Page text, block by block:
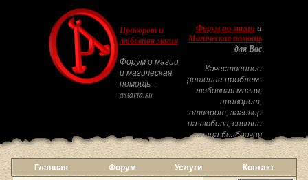
Приворот и
любовная магия
Форум о магии
и магическая
помощь -
astarta.su
Форум по магиии
Магическая помощь
для Вас
Качественное
решение проблем:
любовная магия,
приворот,
отворот, заговор
на любовь, снятие
венца безбрачия
Главная Форум Услуги Контакт